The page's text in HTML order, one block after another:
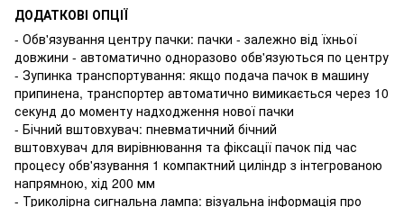
ДОДАТКОВІ ОПЦІЇ
- Обв'язування центру пачки: пачки - залежно від їхньої
довжини - автоматично одноразово обв'язуються по центру
- Зупинка транспортування: якщо подача пачок в машину
припинена, транспортер автоматично вимикається через 10
секунд до моменту надходження нової пачки
- Бічний вштовхувач: пневматичний бічний
вштовхувач для вирівнювання та фіксації пачок під час
процесу обв'язування 1 компактний циліндр з інтегрованою
напрямною, хід 200 мм
- Триколірна сигнальна лампа: візуальна інформація про